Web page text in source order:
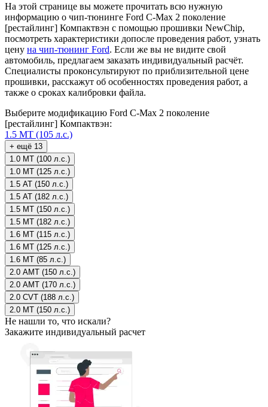
На этой странице вы можете прочитать всю нужную
информацию о чип-тюнинге Ford C-Max 2 поколение
[рестайлинг] Компактвэн с помощью прошивки NewChip,
посмотреть характеристики допосле проведения работ, узнать
цену на чип-тюнинг Ford. Если же вы не видите свой
автомобиль, предлагаем заказать индивидуальный расчёт.
Специалисты проконсультируют по приблизительной цене
прошивки, расскажут об особенностях проведения работ, а
также о сроках калибровки файла.
Выберите модификацию Ford C-Max 2 поколение
[рестайлинг] Компактвэн:
1.5 MT (105 л.с.)
+ ещё 13
1.0 MT (100 л.с.)
1.0 MT (125 л.с.)
1.5 AT (150 л.с.)
1.5 AT (182 л.с.)
1.5 MT (150 л.с.)
1.5 MT (182 л.с.)
1.6 MT (115 л.с.)
1.6 MT (125 л.с.)
1.6 MT (85 л.с.)
2.0 AMT (150 л.с.)
2.0 AMT (170 л.с.)
2.0 CVT (188 л.с.)
2.0 MT (150 л.с.)
Не нашли то, что искали?
Закажите индивидуальный расчет